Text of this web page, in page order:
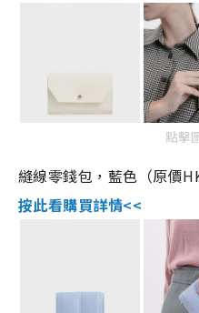
點擊
縫線零錢包，藍色（原價
按此看購買詳情<<